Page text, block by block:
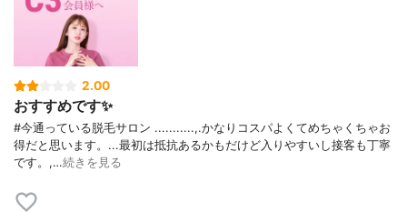
2.00
おすすめです✨
#今通っている脱毛サロン ...........,.かなりコスパよくてめちゃくちゃお
得だと思います。...最初は抵抗あるかもだけど入りやすいし接客も丁寧
です。,…続きを見る